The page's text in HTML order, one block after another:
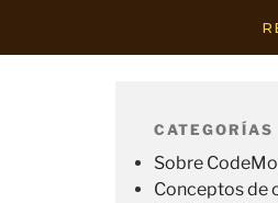
CATEGORÍAS
Sobre
Conceptos de